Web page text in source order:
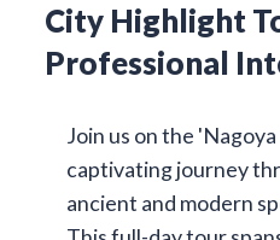
City Highlight
Professional
Join us on the
captivating journey
ancient and modern